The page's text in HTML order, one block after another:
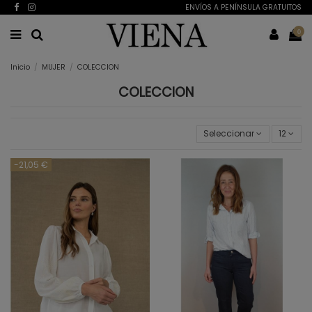
ENVÍOS A PENÍNSULA GRATUITOS
0
Inicio MUJER COLECCION
COLECCION
Seleccionar 12
-21,05 €